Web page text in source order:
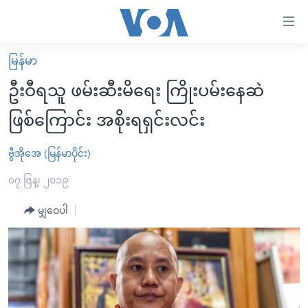
လွယ်ကူ
စေ
သည့်
Link
များ
ပင်မ
ကျော်
ကြည့်
ရန်
ပင်မ
မူလစာမျက်နှာ
မြန်မာ
ကမ္ဘာ့သတင်းများ
နိုင်ငံတကာ
အမေရိကန်
အစ္စရေး-ပါလက်စတိုင်း
ဗွီဒီယို
သတင်းလွတ်လပ်ခွင့်
အင်္ဂလိပ်စာလေ့လာမယ်
အမေရိကန်သုံးအီဒီယံ
မကြေးမုံရဲ့ အင်္ဂလိပ်စာ
ရုပ်ရှင်ထဲက အင်္ဂလိပ်စာ
အပတ်စဉ်ကဏ္ဍများ
ရေဒီယို
တီဗွီ
ရေဒီယိုနှင့်ရုပ်သံ အချက်အလက်များ
ရေဒီယို/တီဗွီအစီအစဉ်
မြန်မာ
ဦးဝီရသူ ဖမ်းဆီးမိရေး ကြိုးပမ်းနေဆဲ
ဖြစ်ကြောင်း အစိုးရရှင်းလင်း
ဗွီအိုအေ (မြန်မာပိုင်း)
၀၇ ဇြန္၊ ၂၀၁၉
မျှဝေပါ